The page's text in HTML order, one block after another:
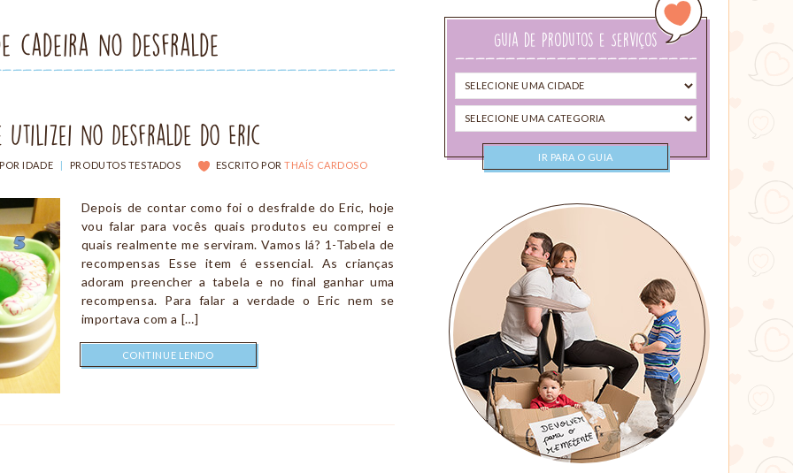
cadeira no desfralde
Utilizei no Desfralde do Eric
POR IDADE PRODUTOS TESTADOS ESCRITO POR THAÍS CARDOSO
Depois de contar como foi o desfralde do Eric, hoje
vou falar para vocês quais produtos eu comprei e
quais realmente me serviram. Vamos lá? 1-Tabela de
recompensas Esse item é essencial. As crianças
adoram preencher a tabela e no final ganhar uma
recompensa. Para falar a verdade o Eric nem se
importava com a […]
CONTINUE LENDO
Guia de Produtos e Serviços
Selecione
uma
cidade
Selecione
uma
Nós